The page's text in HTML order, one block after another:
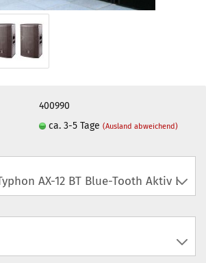
400990
ca. 3-5 Tage(Ausland abweichend)